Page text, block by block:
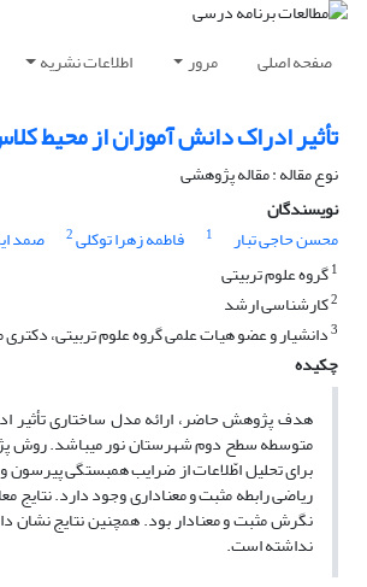
صفحه اصلی مرور اطلاعات نشریه
تأثیر ادراک دانش ‏آموزان از محیط
نوع مقاله : مقاله پژوهشی
نویسندگان
محسن حاجی تبار
1 فاطمه زهرا توکلی2 صمد
1گروه علوم تربیتی
2کارشناسی ارشد
3دانشیار و عضو هیات علمی گروه علوم تربیتی،
چکیده
هدف پژوهش حاضر، ارائه مدل ساختاری تأثیر
برای تحلیل اطّلاعات از ضرایب همبستگی پیرسون
ریاضی رابطه مثبت و معناداری وجود دارد. نتایج
نگرش مثبت و معنادار بود. هم‏چنین نتایج نشان
نداشته است.